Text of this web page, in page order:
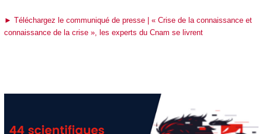
► Téléchargez le communiqué de presse | « Crise de la connaissance et
connaissance de la crise », les experts du Cnam se livrent